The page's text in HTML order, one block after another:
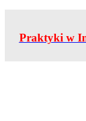
Praktyki w